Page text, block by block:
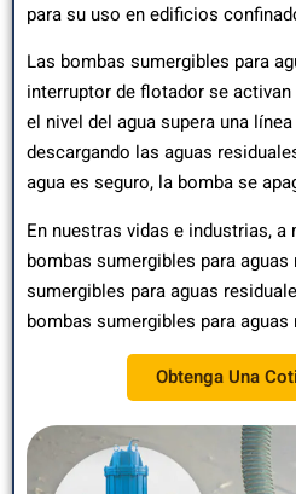
para su uso en edificios
Las bombas sumergibles para
interruptor de flotador se
el nivel del agua supera una
descargando las aguas
agua es seguro, la bomba se
En nuestras vidas e industrias,
bombas sumergibles para
sumergibles para aguas
bombas sumergibles para
Obtenga Una